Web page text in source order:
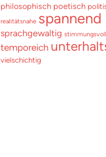
philosophisch poetisch
realitätsnahe spannend
sprachgewaltig stimmungsvoll
temporeich
vielschichtig